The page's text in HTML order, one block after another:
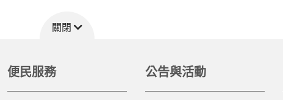
關閉
便民服務 公告與活動